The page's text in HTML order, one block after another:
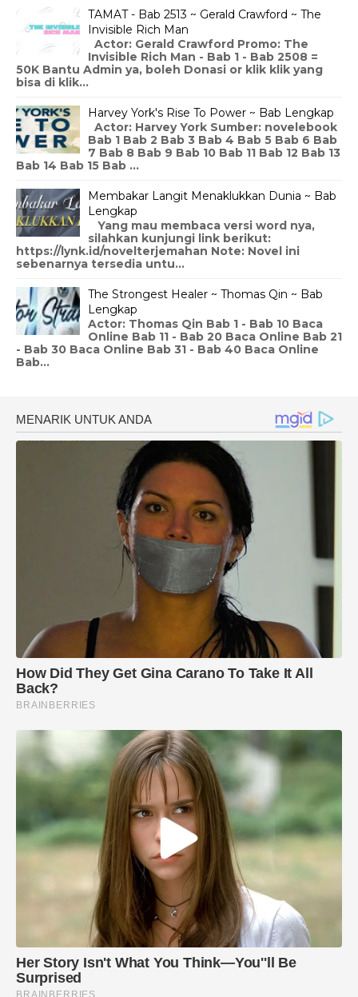
TAMAT - Bab 2513 ~ Gerald Crawford ~ The
Invisible Rich Man
Actor: Gerald Crawford Promo: The
Invisible Rich Man - Bab 1 - Bab 2508 =
50K Bantu Admin ya, boleh Donasi or klik klik yang
bisa di klik...
Harvey York's Rise To Power ~ Bab Lengkap
Actor: Harvey York Sumber: novelebook
Bab 1 Bab 2 Bab 3 Bab 4 Bab 5 Bab 6 Bab
7 Bab 8 Bab 9 Bab 10 Bab 11 Bab 12 Bab 13
Bab 14 Bab 15 Bab ...
Membakar Langit Menaklukkan Dunia ~ Bab
Lengkap
Yang mau membaca versi word nya,
silahkan kunjungi link berikut:
https://lynk.id/novelterjemahan Note: Novel ini
sebenarnya tersedia untu...
The Strongest Healer ~ Thomas Qin ~ Bab
Lengkap
Actor: Thomas Qin Bab 1 - Bab 10 Baca
Online Bab 11 - Bab 20 Baca Online Bab 21
- Bab 30 Baca Online Bab 31 - Bab 40 Baca Online
Bab...